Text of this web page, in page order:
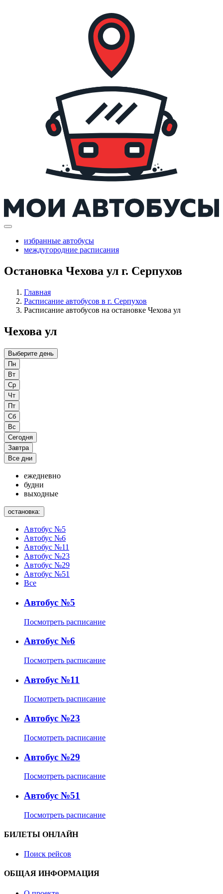
избранные автобусы
междугородние расписания
Остановка Чехова ул г. Серпухов
Главная
Расписание автобусов в г. Серпухов
Расписание автобусов на остановке Чехова ул
Чехова ул
Выберите день
Пн
Вт
Ср
Чт
Пт
Сб
Вс
Сегодня
Завтра
Все дни
ежедневно
будни
выходные
остановка:
Автобус №5
Автобус №6
Автобус №11
Автобус №23
Автобус №29
Автобус №51
Все
Автобус №5
Посмотреть расписание
Автобус №6
Посмотреть расписание
Автобус №11
Посмотреть расписание
Автобус №23
Посмотреть расписание
Автобус №29
Посмотреть расписание
Автобус №51
Посмотреть расписание
БИЛЕТЫ ОНЛАЙН
Поиск рейсов
ОБЩАЯ ИНФОРМАЦИЯ